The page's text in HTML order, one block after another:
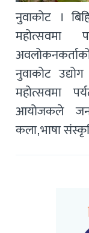
नुवाकोट ।
महोत्सवमा
नुवाकोट
महोत्सवमा
आयोजकले
कला,भाषा